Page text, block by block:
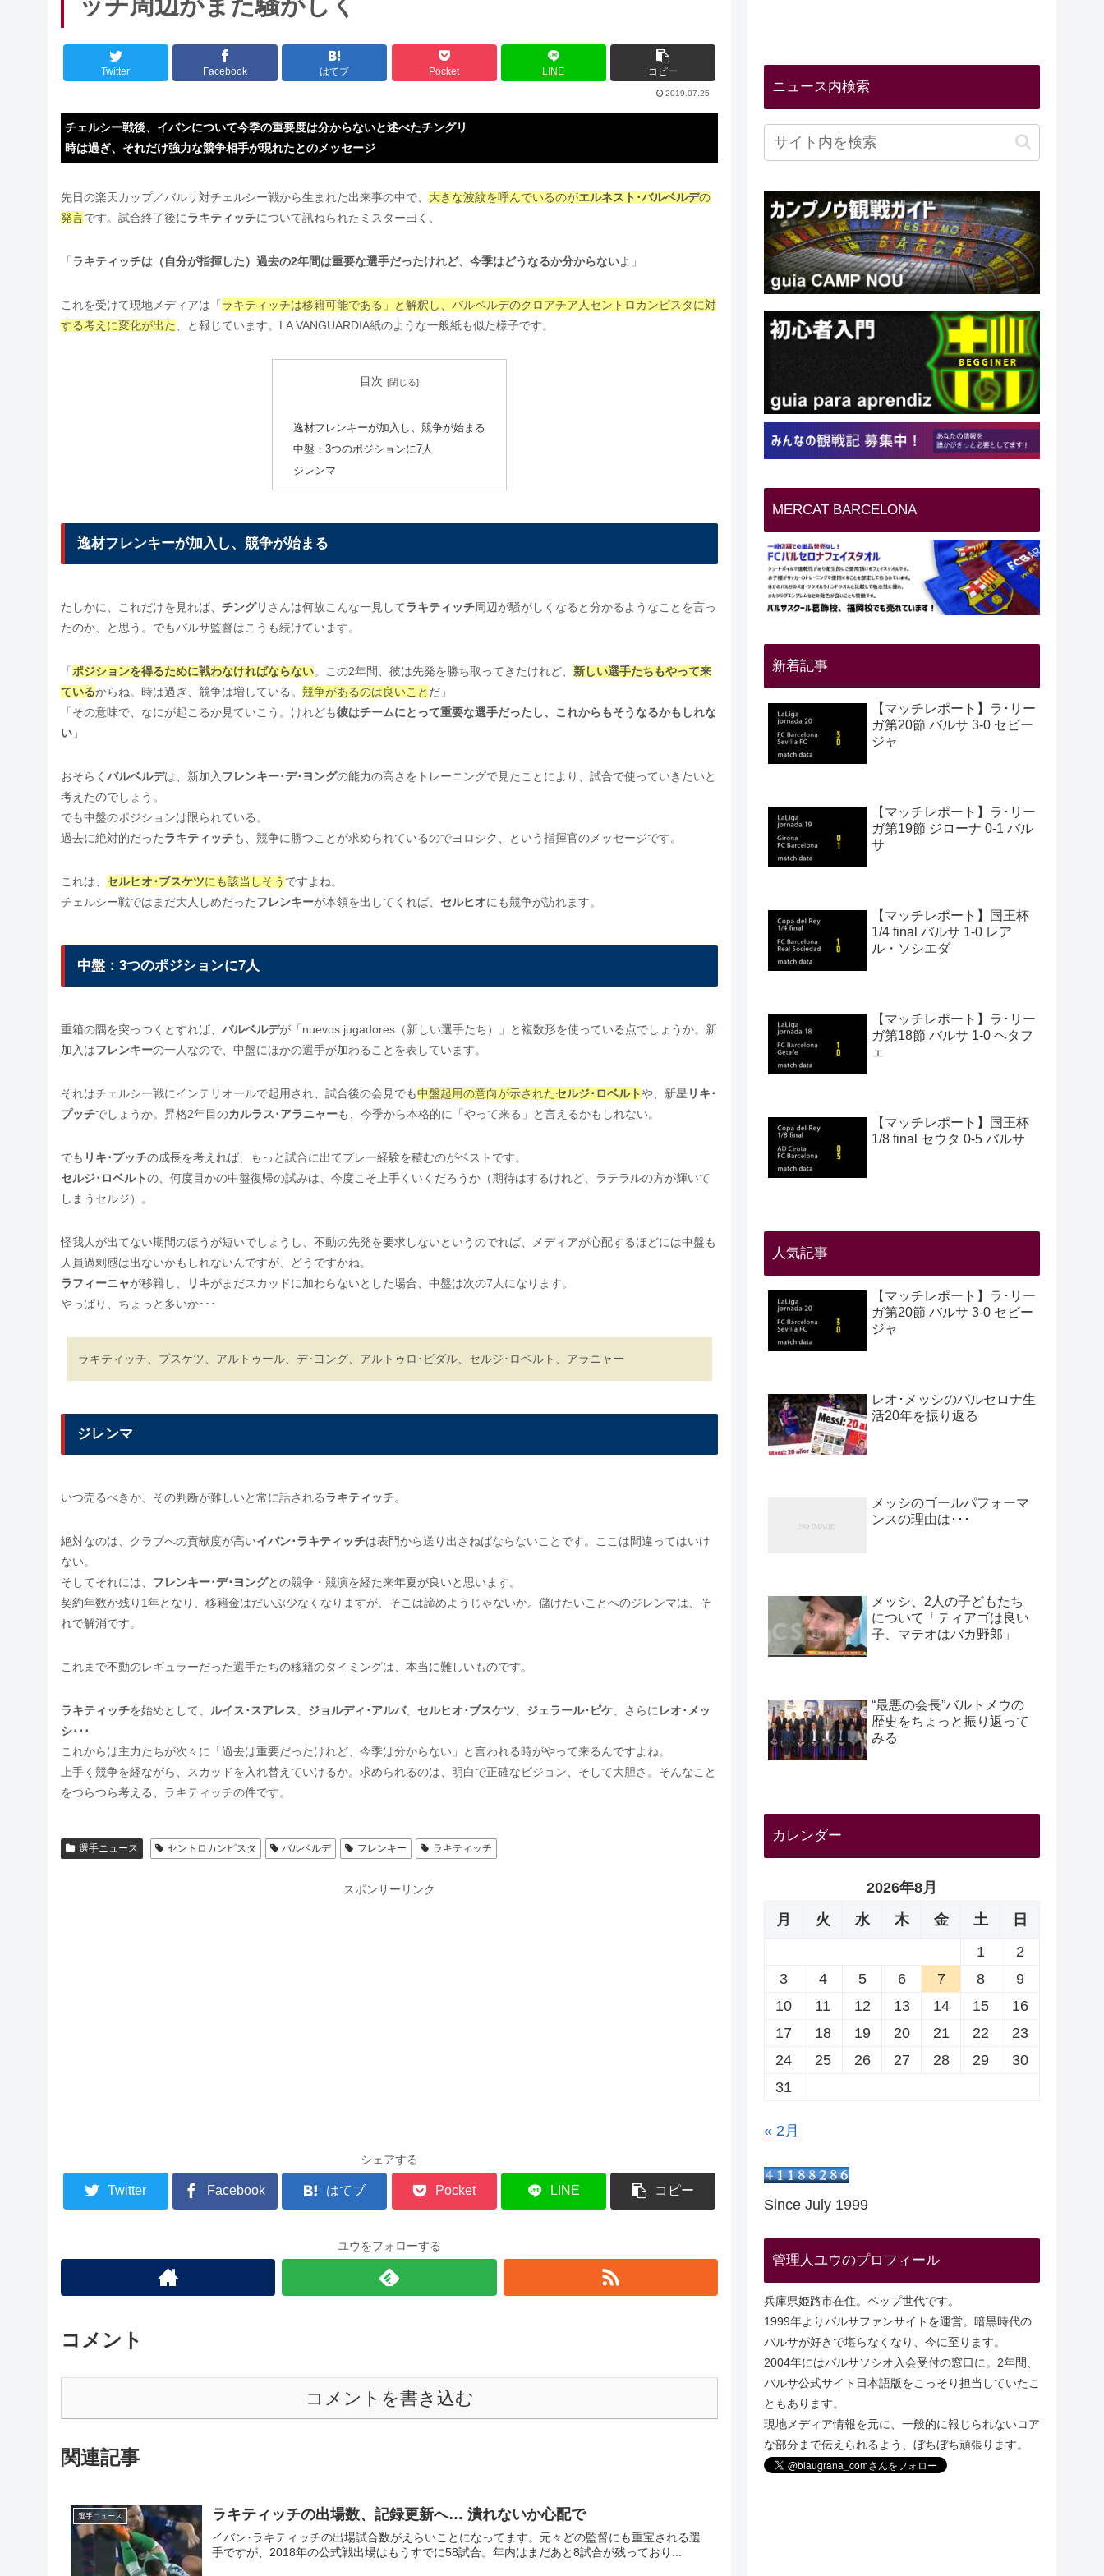
Twitter Facebook はてブ Pocket LINE コピー
2019.07.25
チェルシー戦後、イバンについて今季の重要度は分からないと述べたチングリ
時は過ぎ、それだけ強力な競争相手が現れたとのメッセージ
先日の楽天カップ／バルサ対チェルシー戦から生まれた出来事の中で、 大きな波紋を呼んでいるのがエルネスト･バルベルデの
発言です。試合終了後にラキティッチについて訊ねられたミスター曰く、
「 ラキティッチは（自分が指揮した）過去の2年間は重要な選手だったけれど、今季はどうなるか分からないよ」
これを受けて現地メディアは「 ラキティッチは移籍可能である」と解釈し、バルベルデのクロアチア人セントロカンピスタに対
する考えに変化が出た
、と報じています。LA VANGUARDIA紙のような一般紙も似た様子です。
目次
逸材フレンキーが加入し、競争が始まる
中盤：3つのポジションに7人
ジレンマ
逸材フレンキーが加入し、競争が始まる
たしかに、これだけを見れば、 チングリ さんは何故こんな一見してラキティッチ周辺が騒がしくなると分かるようなことを言っ
たのか、と思う。でもバルサ監督はこうも続けています。
「 ポジションを得るために戦わなければならない。この2年間、彼は先発を勝ち取ってきたけれど、 新しい選手たちもやって来
ているからね。時は過ぎ、競争は増している。 競争があるのは良いこと だ」
「その意味で、なにが起こるか見ていこう。けれども彼はチームにとって重要な選手だったし、これからもそうなるかもしれな
い 」
おそらく バルベルデは、新加入 フレンキー･デ･ヨングの能力の高さをトレーニングで見たことにより、試合で使っていきたいと
考えたのでしょう。
でも中盤のポジションは限られている。
過去に絶対的だったラキティッチも、競争に勝つことが求められているのでヨロシク、という指揮官のメッセージです。
これは、 セルヒオ･ブスケツにも該当しそう ですよね。
チェルシー戦ではまだ大人しめだったフレンキーが本領を出してくれば、 セルヒオにも競争が訪れます。
中盤：3つのポジションに7人
重箱の隅を突っつくとすれば、 バルベルデが「nuevos jugadores（新しい選手たち）」と複数形を使っている点でしょうか。新
加入はフレンキーの一人なので、中盤にほかの選手が加わることを表しています。
それはチェルシー戦にインテリオールで起用され、試合後の会見でも中盤起用の意向が示されたセルジ･ロベルトや、新星 リキ･
プッチでしょうか。昇格2年目のカルラス･アラニャーも、今季から本格的に「やって来る」と言えるかもしれない。
でも リキ･プッチの成長を考えれば、もっと試合に出てプレー経験を積むのがベストです。
セルジ･ロベルトの、何度目かの中盤復帰の試みは、今度こそ上手くいくだろうか（期待はするけれど、ラテラルの方が輝いて
しまうセルジ）。
怪我人が出てない期間のほうが短いでしょうし、不動の先発を要求しないというのでれば、メディアが心配するほどには中盤も
人員過剰感は出ないかもしれないんですが、どうですかね。
ラフィーニャが移籍し、 リキがまだスカッドに加わらないとした場合、中盤は次の7人になります。
やっぱり、ちょっと多いか･･･
ラキティッチ、ブスケツ、アルトゥール、デ･ヨング、アルトゥロ･ビダル、セルジ･ロベルト、アラニャー
ジレンマ
いつ売るべきか、その判断が難しいと常に話されるラキティッチ。
絶対なのは、クラブへの貢献度が高いイバン･ラキティッチは表門から送り出さねばならないことです。ここは間違ってはいけ
ない。
そしてそれには、 フレンキー･デ･ヨングとの競争・競演を経た来年夏が良いと思います。
契約年数が残り1年となり、移籍金はだいぶ少なくなりますが、そこは諦めようじゃないか。儲けたいことへのジレンマは、そ
れで解消です。
これまで不動のレギュラーだった選手たちの移籍のタイミングは、本当に難しいものです。
ラキティッチを始めとして、 ルイス･スアレス ジョルディ･アルバ、 セルヒオ･ブスケツ ジェラール･ピケ 、さらに レオ･メッ
シ･･･
これからは主力たちが次々に「過去は重要だったけれど、今季は分からない」と言われる時がやって来るんですよね。
上手く競争を経ながら、スカッドを入れ替えていけるか。求められるのは、明白で正確なビジョン、そして大胆さ。そんなこと
をつらつら考える、ラキティッチの件です。
選手ニュース セントロカンピスタ バルベルデ フレンキー ラキティッチ
スポンサーリンク
シェアする
Twitter Facebook はてブ Pocket LINE コピー
ユウをフォローする
コメント
コメントを書き込む
関連記事
選手ニュース ラキティッチの出場数、記録更新へ… 潰れないか心配で
イバン･ラキティッチの出場試合数がえらいことになってます。元々どの監督にも重宝される選
手ですが、2018年の公式戦出場はもうすでに58試合。年内はまだあと8試合が残っており...
ニュース内検索
MERCAT BARCELONA
新着記事
【マッチレポート】ラ･リー
ガ第20節 バルサ 3-0 セビー
ジャ
【マッチレポート】ラ･リー
ガ第19節 ジローナ 0-1 バル
サ
【マッチレポート】国王杯
1/4 final バルサ 1-0 レア
ル・ソシエダ
【マッチレポート】ラ･リー
ガ第18節 バルサ 1-0 ヘタフ
ェ
【マッチレポート】国王杯
1/8 final セウタ 0-5 バルサ
人気記事
【マッチレポート】ラ･リー
ガ第20節 バルサ 3-0 セビー
ジャ
レオ･メッシのバルセロナ生
活20年を振り返る
メッシのゴールパフォーマ
ンスの理由は･･･
メッシ、2人の子どもたち
について「ティアゴは良い
子、マテオはバカ野郎」
“最悪の会長”バルトメウの
歴史をちょっと振り返って
みる
カレンダー
2026年8月
月
火 水 木 金 土
日
1
2
3
4 5 6 7 8
9
10
11 12 13 14 15
16
17
18 19 20 21 22
23
24
25 26 27 28 29
30
31
« 2月
Since July 1999
管理人ユウのプロフィール
兵庫県姫路市在住。ペップ世代です。
1999年よりバルサファンサイトを運営。暗黒時代の
バルサが好きで堪らなくなり、今に至ります。
2004年にはバルサソシオ入会受付の窓口に。2年間、
バルサ公式サイト日本語版をこっそり担当していたこ
ともあります。
現地メディア情報を元に、一般的に報じられないコア
な部分まで伝えられるよう、ぼちぼち頑張ります。